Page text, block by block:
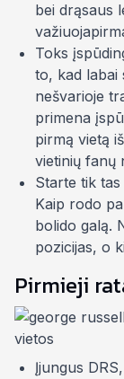
bei drąsaus
Toks
to, kad labai
nešvarioje
primena
pirmą vietą
vietinių fanų
Starte tik
Kaip rodo
bolido galą.
pozicijas, o
Pirmieji
Įjungus